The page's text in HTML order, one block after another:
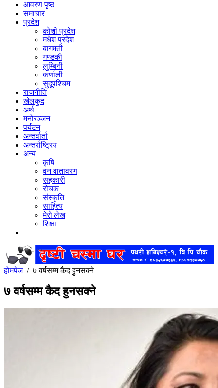
आवरण पृष्‍ठ
समाचार
प्रदेश
काेशी प्रदेश
मधेश प्रदेश
बागमती
गण्डकी
लुम्बिनी
कर्णाली
सुदूपश्‍चिम
राजनीति
खेलकुद
अर्थ
मनोरञ्‍जन
पर्यटन
अन्तर्वार्ता
अन्तर्राष्‍ट्रिय
अन्य
कृषि
वन वातावरण
सहकारी
रोचक
संस्कृति
साहित्य
मेरो लेख
शिक्षा
होमपेज/ ७ वर्षसम्म कैद हुनसक्ने
७ वर्षसम्म कैद हुनसक्ने